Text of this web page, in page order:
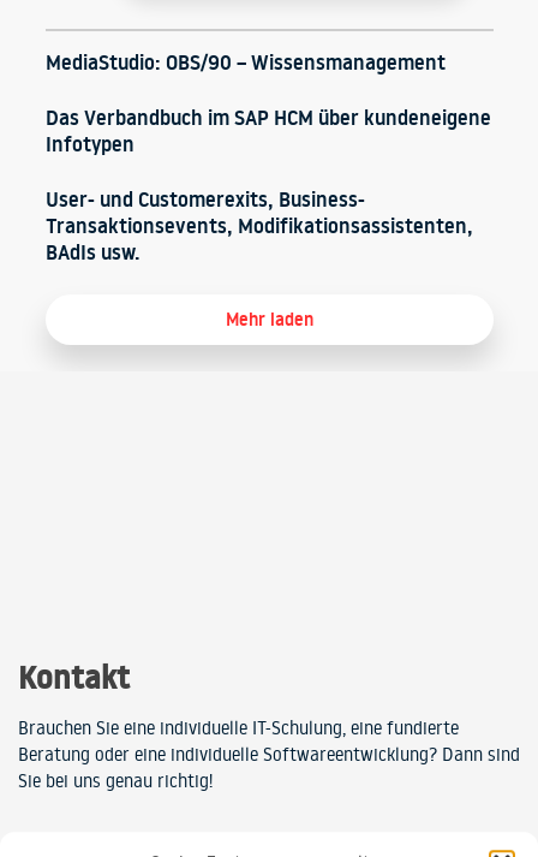
MediaStudio: OBS/90 – Wissensmanagement
Das Verbandbuch im SAP HCM über kundeneigene
Infotypen
User- und Customerexits, Business-
Transaktionsevents, Modifikationsassistenten,
BAdIs usw.
Mehr laden
Kontakt
Brauchen Sie eine individuelle IT-Schulung, eine fundierte
Beratung oder eine individuelle Softwareentwicklung? Dann sind
Sie bei uns genau richtig!